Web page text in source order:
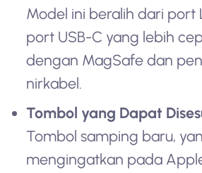
Model ini beralih dari port
port USB-C yang lebih
dengan MagSafe dan
nirkabel.
Tombol yang Dapat
Tombol samping baru,
mengingatkan pada